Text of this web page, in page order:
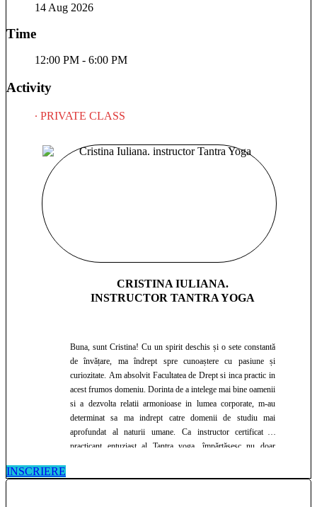
si sa descopere conexiuni cu ei si cu ceilalti, ce ne unesc pe
14 Aug 2026
Time
12:00 PM - 6:00 PM
Activity
∙ PRIVATE CLASS
CRISTINA IULIANA.
INSTRUCTOR TANTRA YOGA
Buna, sunt Cristina! Cu un spirit deschis și o sete constantă
de învățare, ma îndrept spre cunoaștere cu pasiune și
curiozitate. Am absolvit Facultatea de Drept si inca practic in
acest frumos domeniu. Dorinta de a intelege mai bine oamenii
si a dezvolta relatii armonioase in lumea corporate, m-au
determinat sa ma indrept catre domenii de studiu mai
aprofundat al naturii umane. Ca instructor certificat si
practicant entuziast al Tantra yoga, împărtășesc nu doar
INSCRIERE